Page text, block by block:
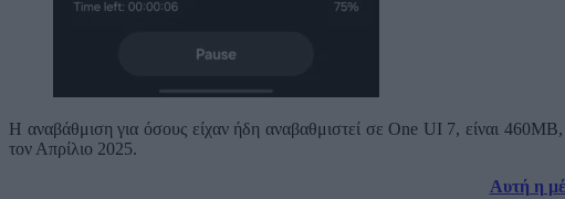
Η αναβάθμιση για όσους είχαν ήδη αναβαθμιστεί σε One UI 7, είναι
τον Απρίλιο 2025.
Αυτή η